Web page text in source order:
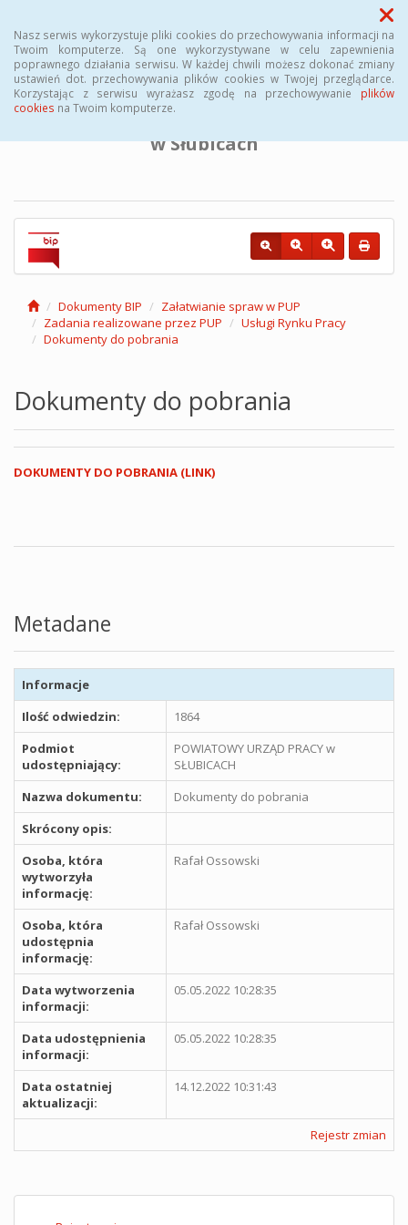
Nasz serwis wykorzystuje pliki cookies do przechowywania informacji na
Twoim komputerze. Są one wykorzystywane w celu zapewnienia
poprawnego działania serwisu. W każdej chwili możesz dokonać zmiany
ustawień dot. przechowywania plików cookies w Twojej przeglądarce.
Korzystając z serwisu wyrażasz zgodę na przechowywanie plików
cookies na Twoim komputerze.
Menu
BIULETYN INFORMACJI PUBLICZNEJ
Powiatowego Urzędu Pracy
w Słubicach
Dokumenty BIP
Załatwianie spraw w PUP
Zadania realizowane przez PUP
Usługi Rynku Pracy
Dokumenty do pobrania
Dokumenty do pobrania
DOKUMENTY DO POBRANIA (LINK)
Metadane
Informacje
Ilość odwiedzin:
1864
Podmiot
udostępniający:
POWIATOWY URZĄD PRACY w
SŁUBICACH
Nazwa dokumentu:
Dokumenty do pobrania
Skrócony opis:
Osoba, która
wytworzyła
informację:
Rafał Ossowski
Osoba, która
udostępnia
informację:
Rafał Ossowski
Data wytworzenia
informacji:
05.05.2022 10:28:35
Data udostępnienia
informacji:
05.05.2022 10:28:35
Data ostatniej
aktualizacji:
14.12.2022 10:31:43
Rejestr zmian